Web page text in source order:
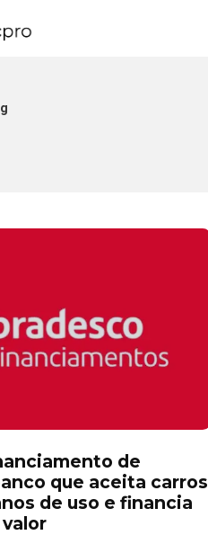
de
que aceita carros
de uso e financia
valor